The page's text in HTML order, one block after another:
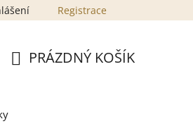
Registrace
PRÁZDNÝ KOŠÍK